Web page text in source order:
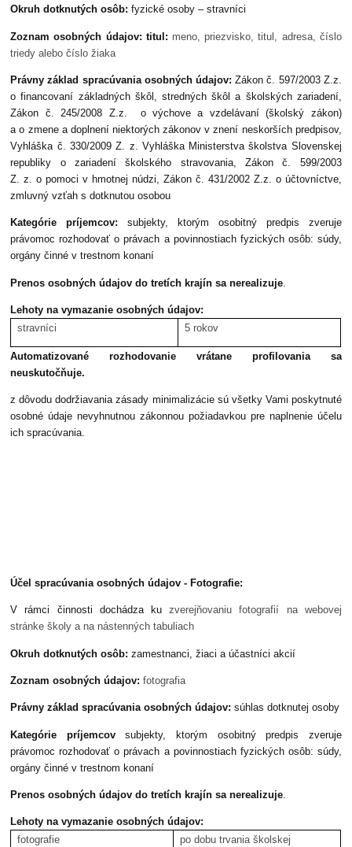
Okruh dotknutých osôb:fyzické osoby – stravníci
Zoznam osobných údajov: titul: meno, priezvisko, titul, adresa, číslo
triedy alebo číslo žiaka
Právny základ spracúvania osobných údajov:Zákon č. 597/2003 Z.z.
o financovaní základných škôl, stredných škôl a školských zariadení,
Zákon č. 245/2008 Z.z. o výchove a vzdelávaní (školský zákon)
a o zmene a doplnení niektorých zákonov v znení neskorších predpisov,
Vyhláška č. 330/2009 Z. z. Vyhláška Ministerstva školstva Slovenskej
republiky o zariadení školského stravovania, Zákon č. 599/2003
Z. z. o pomoci v hmotnej núdzi, Zákon č. 431/2002 Z.z. o účtovníctve,
zmluvný vzťah s dotknutou osobou
Kategórie príjemcov:subjekty, ktorým osobitný predpis zveruje
právomoc rozhodovať o právach a povinnostiach fyzických osôb: súdy,
orgány činné v trestnom konaní
Prenos osobných údajov do tretích krajín sa nerealizuje
Lehoty na vymazanie osobných údajov:
stravníci
5 rokov
Automatizované rozhodovanie vrátane profilovania sa
neuskutočňuje.
z dôvodu dodržiavania zásady minimalizácie sú všetky Vami poskytnuté
osobné údaje nevyhnutnou zákonnou požiadavkou pre naplnenie účelu
ich spracúvania.
Účel spracúvania osobných údajov - Fotografie:
V rámci činnosti dochádza kuzverejňovaniu fotografií na webovej
stránke školy a na nástenných tabuliach
Okruh dotknutých osôb:zamestnanci, žiaci a účastníci akcií
Zoznam osobných údajov:fotografia
Právny základ spracúvania osobných údajov:súhlas dotknutej osoby
Kategórie príjemcovsubjekty, ktorým osobitný predpis zveruje
právomoc rozhodovať o právach a povinnostiach fyzických osôb: súdy,
orgány činné v trestnom konaní
Prenos osobných údajov do tretích krajín sa nerealizuje.
Lehoty na vymazanie osobných údajov:
fotografie
po dobu trvania školskej